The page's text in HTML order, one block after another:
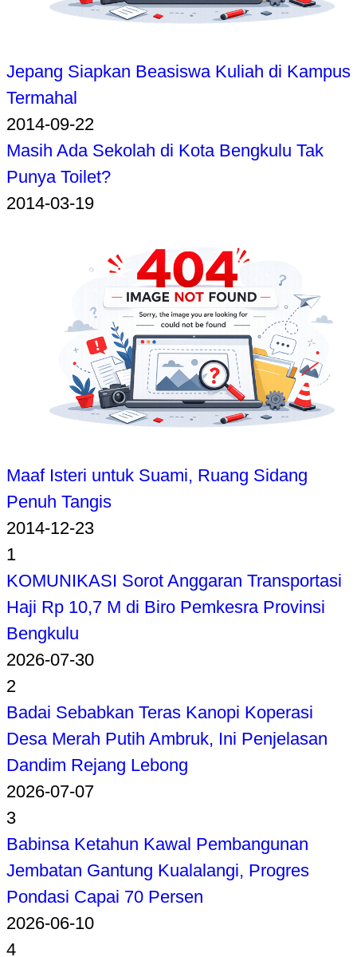
Jepang Siapkan Beasiswa Kuliah di Kampus
Termahal
2014-09-22
Masih Ada Sekolah di Kota Bengkulu Tak
Punya Toilet?
2014-03-19
Maaf Isteri untuk Suami, Ruang Sidang
Penuh Tangis
2014-12-23
1
KOMUNIKASI Sorot Anggaran Transportasi
Haji Rp 10,7 M di Biro Pemkesra Provinsi
Bengkulu
2026-07-30
2
Badai Sebabkan Teras Kanopi Koperasi
Desa Merah Putih Ambruk, Ini Penjelasan
Dandim Rejang Lebong
2026-07-07
3
Babinsa Ketahun Kawal Pembangunan
Jembatan Gantung Kualalangi, Progres
Pondasi Capai 70 Persen
2026-06-10
4